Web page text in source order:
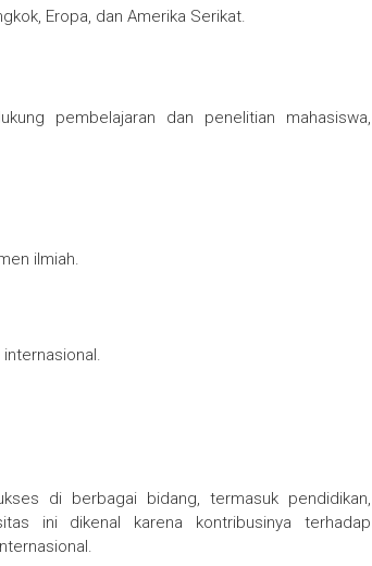
Eropa, dan Amerika Serikat.
pembelajaran dan penelitian mahasiswa,
ilmiah.
di berbagai bidang, termasuk pendidikan,
ini dikenal karena kontribusinya terhadap